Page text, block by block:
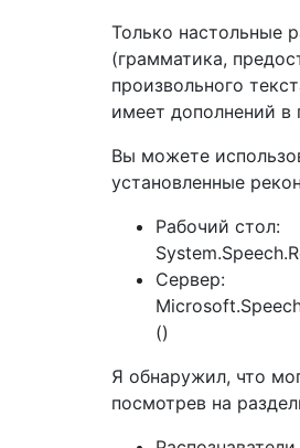
Только настольные
(грамматика,
произвольного
имеет дополнений в
Вы можете
установленные
Рабочий стол:
Сервер:
()
Я обнаружил, что
посмотрев на